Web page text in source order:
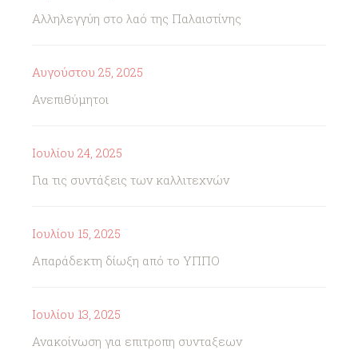
Αλληλεγγύη στο λαό της Παλαιστίνης
Αυγούστου 25, 2025
Ανεπιθύμητοι
Ιουλίου 24, 2025
Για τις συντάξεις των καλλιτεχνών
Ιουλίου 15, 2025
Απαράδεκτη δίωξη από το ΥΠΠΟ
Ιουλίου 13, 2025
Ανακοίνωση για επιτροπη συνταξεων